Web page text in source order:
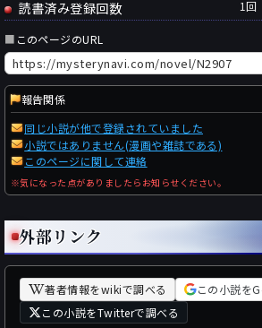
読書済み登録回数 1回
■ このページのURL
報告関係
同じ小説が他で登録されていました
小説ではありません(漫画や雑誌である)
このページに関して連絡
※気になった点がありましたらお知らせください。
外部リンク
著者情報をwikiで調べる
この小説を
この小説をTwitterで調べる